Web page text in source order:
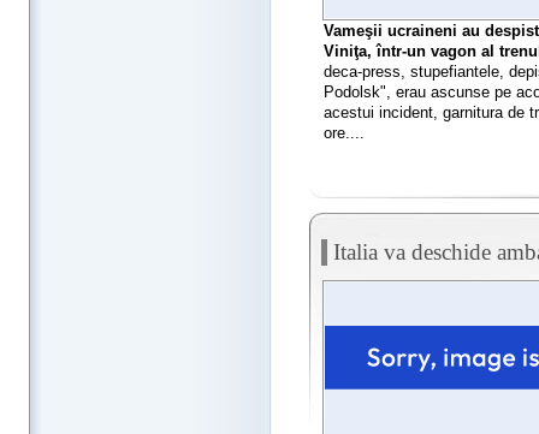
Vameşii ucraineni au
Viniţa, într-un vagon al
deca-press, stupefiantele,
Podolsk", erau ascunse pe
acestui incident, garnitura de
ore....
Italia va deschide